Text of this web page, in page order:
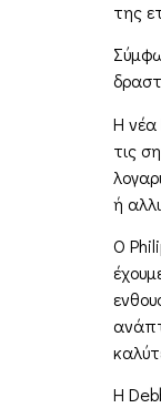
της
Η νέα
τις
ή
Ο
Η